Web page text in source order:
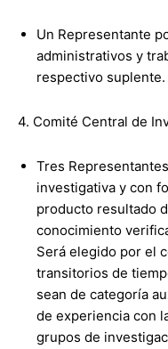
Un Representante
administrativos y
respectivo suplente.
4. Comité Central de
Tres
investigativa y con
producto resultado
conocimiento
Será elegido por el
transitorios de
sean de categoría
de experiencia con
grupos de